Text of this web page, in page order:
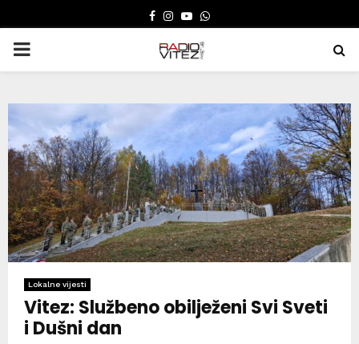
FACEBOOK
INSTAGRAM
YOUTUBE
WHATSAPP
PRIMARY
Lokalne vijesti
Vitez: Službeno obilježeni Svi Sveti
i Dušni dan